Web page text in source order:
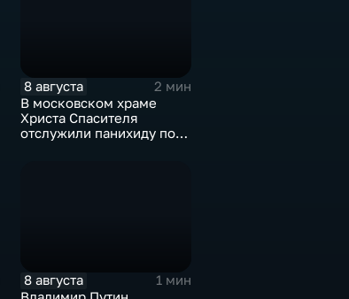
8 августа
2 мин
В московском храме
Христа Спасителя
отслужили панихиду по
8 августа
1 мин